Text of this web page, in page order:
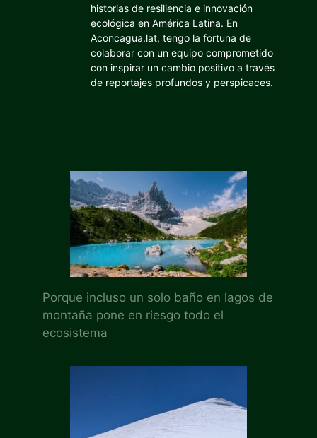
historias de resiliencia e innovación
ecológica en América Latina. En
Aconcagua.lat, tengo la fortuna de
colaborar con un equipo comprometido
con inspirar un cambio positivo a través
de reportajes profundos y perspicaces.
Porque incluso un solo baño en lagos de
montaña pone en riesgo todo el
ecosistema